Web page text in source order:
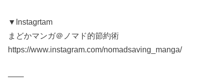
▼Instagrtam
まどかマンガ＠ノマド的節約術
https://www.instagram.com/nomadsaving_manga/
——